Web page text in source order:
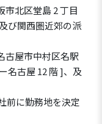
市北区堂島 2 丁目
び関西圏近郊の派
古屋市中村区名駅
名古屋 12 階 ]、及
前に勤務地を決定